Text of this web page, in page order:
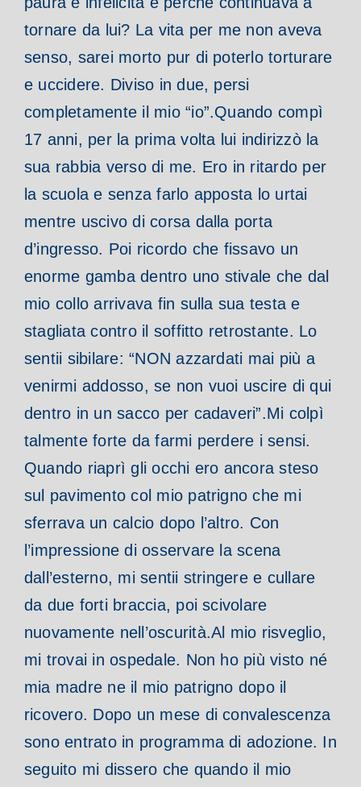
tornare da lui? La vita per me non aveva
senso, sarei morto pur di poterlo torturare
e uccidere. Diviso in due, persi
completamente il mio “io”.Quando compì
17 anni, per la prima volta lui indirizzò la
sua rabbia verso di me. Ero in ritardo per
la scuola e senza farlo apposta lo urtai
mentre uscivo di corsa dalla porta
d’ingresso. Poi ricordo che fissavo un
enorme gamba dentro uno stivale che dal
mio collo arrivava fin sulla sua testa e
stagliata contro il soffitto retrostante. Lo
sentii sibilare: “NON azzardati mai più a
venirmi addosso, se non vuoi uscire di qui
dentro in un sacco per cadaveri”.Mi colpì
talmente forte da farmi perdere i sensi.
Quando riaprì gli occhi ero ancora steso
sul pavimento col mio patrigno che mi
sferrava un calcio dopo l’altro. Con
l’impressione di osservare la scena
dall’esterno, mi sentii stringere e cullare
da due forti braccia, poi scivolare
nuovamente nell’oscurità.Al mio risveglio,
mi trovai in ospedale. Non ho più visto né
mia madre ne il mio patrigno dopo il
ricovero. Dopo un mese di convalescenza
sono entrato in programma di adozione. In
seguito mi dissero che quando il mio